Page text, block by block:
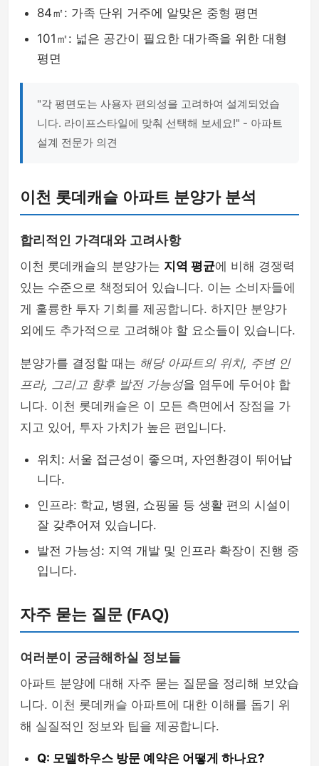
84㎡: 가족 단위 거주에 알맞은 중형 평면
101㎡: 넓은 공간이 필요한 대가족을 위한 대형
평면
"각 평면도는 사용자 편의성을 고려하여 설계되었습
니다. 라이프스타일에 맞춰 선택해 보세요!" - 아파트
설계 전문가 의견
이천 롯데캐슬 아파트 분양가 분석
합리적인 가격대와 고려사항
이천 롯데캐슬의 분양가는 지역 평균에 비해 경쟁력
있는 수준으로 책정되어 있습니다. 이는 소비자들에
게 훌륭한 투자 기회를 제공합니다. 하지만 분양가
외에도 추가적으로 고려해야 할 요소들이 있습니다.
분양가를 결정할 때는 해당 아파트의 위치, 주변 인
프라, 그리고 향후 발전 가능성을 염두에 두어야 합
니다. 이천 롯데캐슬은 이 모든 측면에서 장점을 가
지고 있어, 투자 가치가 높은 편입니다.
위치: 서울 접근성이 좋으며, 자연환경이 뛰어납
니다.
인프라: 학교, 병원, 쇼핑몰 등 생활 편의 시설이
잘 갖추어져 있습니다.
발전 가능성: 지역 개발 및 인프라 확장이 진행 중
입니다.
자주 묻는 질문 (FAQ)
여러분이 궁금해하실 정보들
아파트 분양에 대해 자주 묻는 질문을 정리해 보았습
니다. 이천 롯데캐슬 아파트에 대한 이해를 돕기 위
해 실질적인 정보와 팁을 제공합니다.
Q: 모델하우스 방문 예약은 어떻게 하나요?